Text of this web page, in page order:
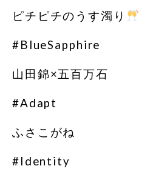
ピチピチのうす濁り
#BlueSapphire
山田錦×五百万石
#Adapt
ふさこがね
#Identity